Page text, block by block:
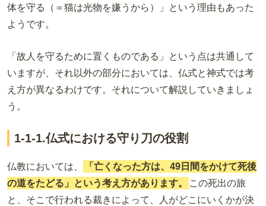
体を守る（＝猫は光物を嫌うから）」という理由もあった
ようです。
「故人を守るために置くものである」という点は共通して
いますが、それ以外の部分においては、仏式と神式では考
え方が異なるわけです。それについて解説していきましょ
う。
1-1-1.仏式における守り刀の役割
仏教においては、
「亡くなった方は、49日間をかけて死後
の道をたどる」という考え方があります。
この死出の旅
と、そこで行われる裁きによって、人がどこにいくかが決